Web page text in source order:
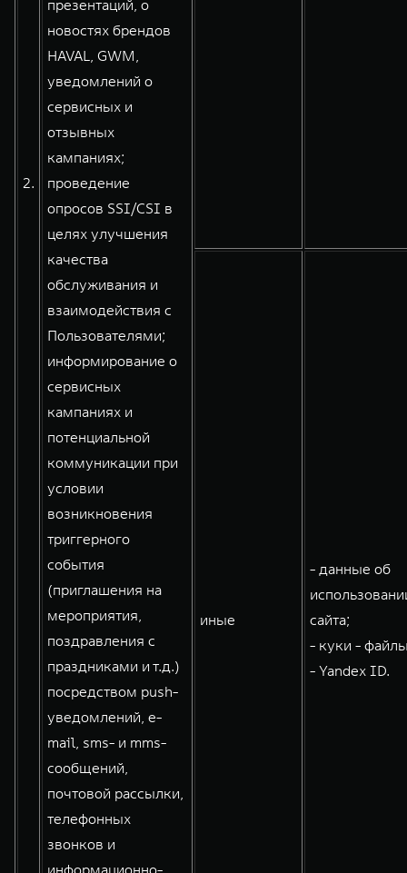
2.
презентаций, о
новостях брендов
HAVAL, GWM,
уведомлений о
сервисных и
отзывных
кампаниях;
проведение
опросов SSI/CSI в
целях улучшения
качества
обслуживания и
взаимодействия с
Пользователями;
информирование о
сервисных
кампаниях и
потенциальной
коммуникации при
условии
возникновения
триггерного
события
(приглашения на
мероприятия,
поздравления с
праздниками и т.д.)
посредством push-
уведомлений, e-
mail, sms- и mms-
сообщений,
почтовой рассылки,
телефонных
звонков и
информационно-
иные
- данные об
сайта;
- куки -
- Yandex ID.